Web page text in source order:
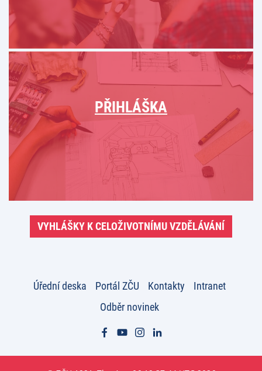
PŘIHLÁŠKA
VYHLÁŠKY K CELOŽIVOTNÍMU VZDĚLÁVÁNÍ
Úřední deska Portál ZČU Kontakty
Intranet
Odběr novinek